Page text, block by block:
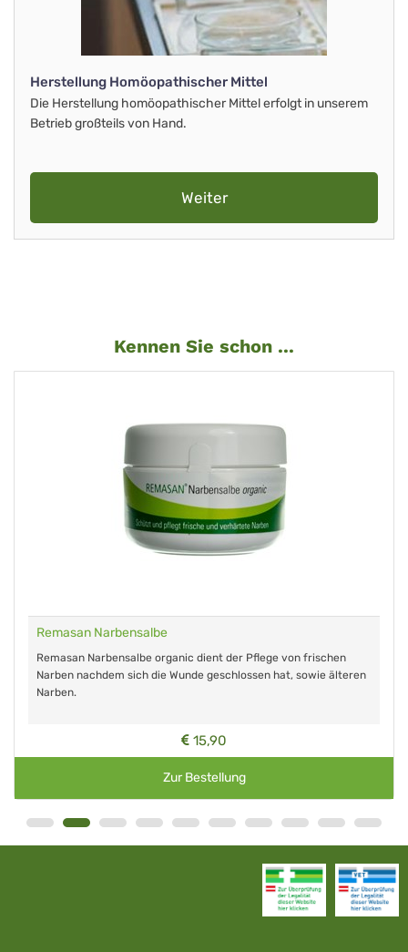
Herstellung Homöopathischer Mittel
Die Herstellung homöopathischer Mittel erfolgt in unserem
Betrieb großteils von Hand.
Weiter
Kennen Sie schon ...
Remasan Narbensalbe
Remasan Narbensalbe organic dient der Pflege von frischen
Narben nachdem sich die Wunde geschlossen hat, sowie älteren
Narben.
15,90
Zur Bestellung